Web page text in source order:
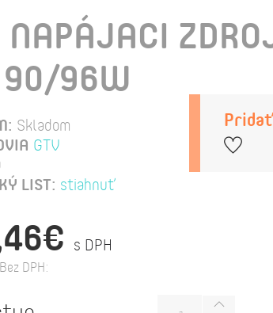
NAPÁJACI
90/96W
Skladom
GTV
LIST: stiahnuť
s DPH
Bez DPH: